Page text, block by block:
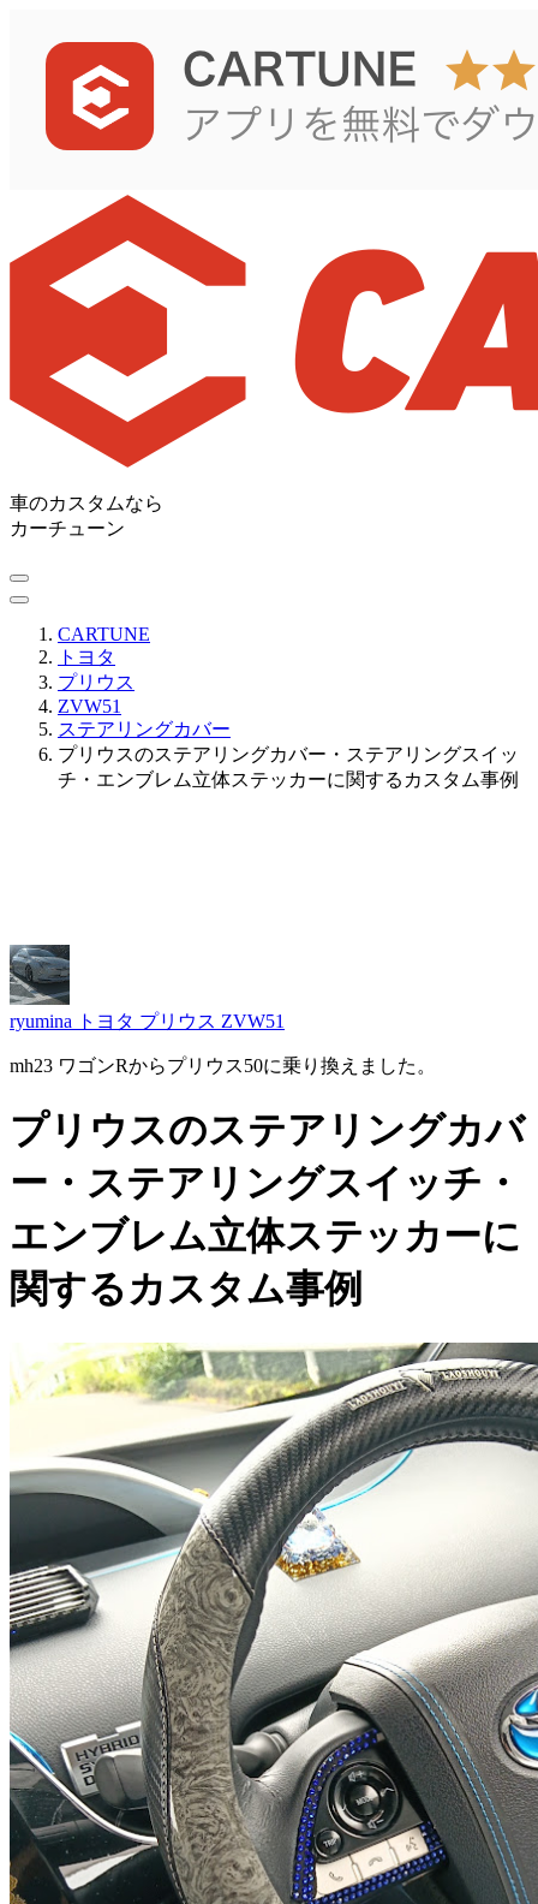
車のカスタムなら
カーチューン
CARTUNE
トヨタ
プリウス
ZVW51
ステアリングカバー
プリウスのステアリングカバー・ステアリングスイッ
チ・エンブレム立体ステッカーに関するカスタム事例
ryumina トヨタ プリウス ZVW51
mh23 ワゴンRからプリウス50に乗り換えました。
プリウスのステアリングカバ
ー・ステアリングスイッチ・
エンブレム立体ステッカーに
関するカスタム事例